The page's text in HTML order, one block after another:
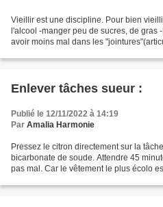
Vieillir est une discipline. Pour bien
l'alcool -manger peu de sucres, de gras
avoir moins mal dans les
Enlever tâches sueur :
Publié le 12/11/2022 à 14:19
Par Amalia Harmonie
Pressez le citron directement sur la
bicarbonate de soude. Attendre 45
pas mal. Car le vêtement le plus écolo